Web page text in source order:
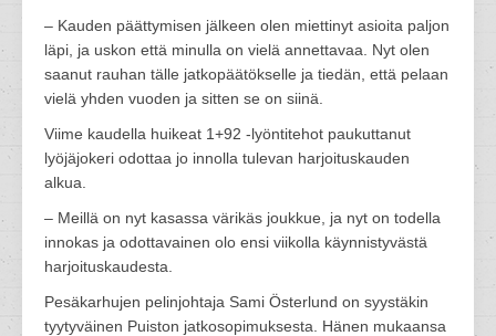
– Kauden päättymisen jälkeen olen miettinyt asioita paljon
läpi, ja uskon että minulla on vielä annettavaa. Nyt olen
saanut rauhan tälle jatkopäätökselle ja tiedän, että pelaan
vielä yhden vuoden ja sitten se on siinä.
Viime kaudella huikeat 1+92 -lyöntitehot paukuttanut
lyöjäjokeri odottaa jo innolla tulevan harjoituskauden
alkua.
– Meillä on nyt kasassa värikäs joukkue, ja nyt on todella
innokas ja odottavainen olo ensi viikolla käynnistyvästä
harjoituskaudesta.
Pesäkarhujen pelinjohtaja Sami Österlund on syystäkin
tyytyväinen Puiston jatkosopimuksesta. Hänen mukaansa